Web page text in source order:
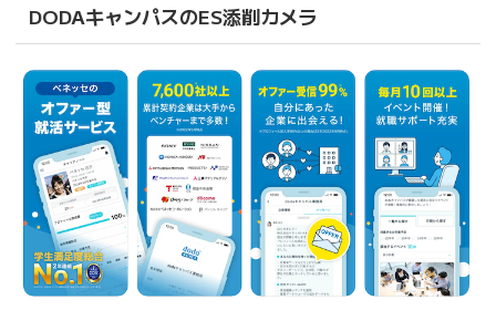
DODAキャンパスのES添削カメラ